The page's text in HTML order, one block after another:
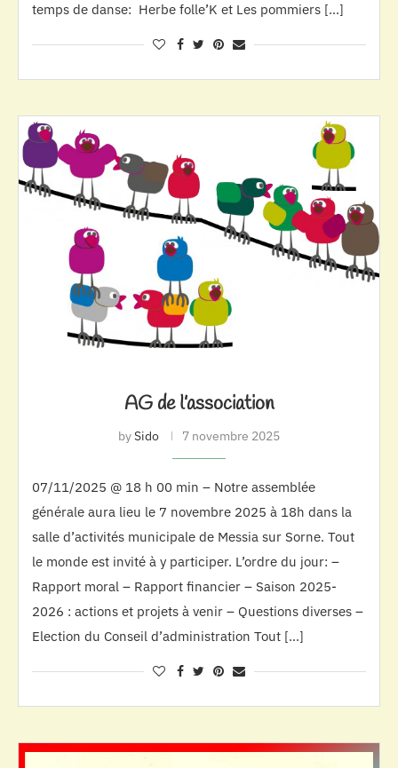
temps de danse: Herbe folle’K et Les pommiers […]
AG de l’association
bySido 7 novembre 2025
07/11/2025 @ 18 h 00 min – Notre assemblée
générale aura lieu le 7 novembre 2025 à 18h dans la
salle d’activités municipale de Messia sur Sorne. Tout
le monde est invité à y participer. L’ordre du jour: –
Rapport moral – Rapport financier – Saison 2025-
2026 : actions et projets à venir – Questions diverses –
Election du Conseil d’administration Tout […]